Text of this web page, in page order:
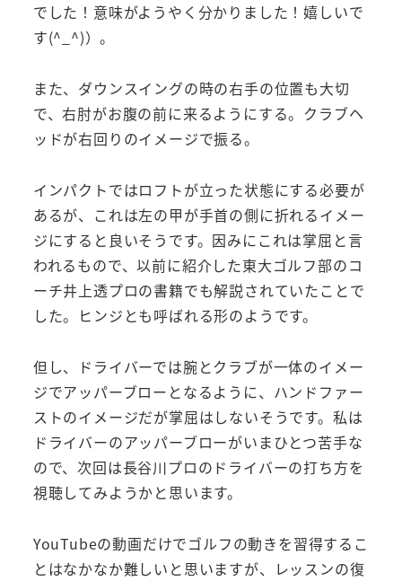
でした！意味がようやく分かりました！嬉しいで
す(^_^)）。
また、ダウンスイングの時の右手の位置も大切
で、右肘がお腹の前に来るようにする。クラブヘ
ッドが右回りのイメージで振る。
インパクトではロフトが立った状態にする必要が
あるが、これは左の甲が手首の側に折れるイメー
ジにすると良いそうです。因みにこれは掌屈と言
われるもので、以前に紹介した東大ゴルフ部のコ
ーチ井上透プロの書籍でも解説されていたことで
した。ヒンジとも呼ばれる形のようです。
但し、ドライバーでは腕とクラブが一体のイメー
ジでアッパーブローとなるように、ハンドファー
ストのイメージだが掌屈はしないそうです。私は
ドライバーのアッパーブローがいまひとつ苦手な
ので、次回は長谷川プロのドライバーの打ち方を
視聴してみようかと思います。
YouTubeの動画だけでゴルフの動きを習得するこ
とはなかなか難しいと思いますが、レッスンの復